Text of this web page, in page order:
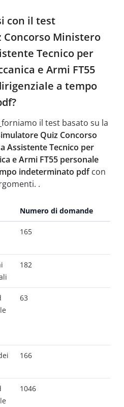
con il test
Concorso Ministero
Tecnico per
e Armi FT55
a tempo
forniamo il test basato su la
Quiz Concorso
Assistente Tecnico per
e Armi FT55 personale
indeterminato pdfcon
.
Numero di domande
165
182
63
166
1046